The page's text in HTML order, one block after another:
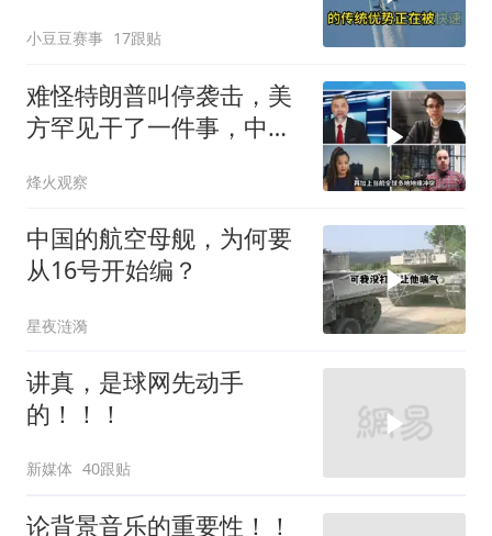
小豆豆赛事 17跟贴
难怪特朗普叫停袭击，美
方罕见干了一件事，中方
烽火观察
中国的航空母舰，为何要
从16号开始编？
星夜涟漪
讲真，是球网先动手
的！！！
新媒体 40跟贴
论背景音乐的重要性！！